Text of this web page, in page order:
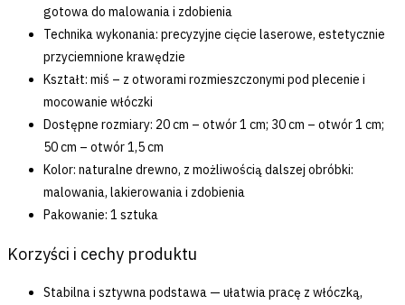
gotowa do malowania i zdobienia
Technika wykonania: precyzyjne cięcie laserowe, estetycznie
przyciemnione krawędzie
Kształt: miś – z otworami rozmieszczonymi pod plecenie i
mocowanie włóczki
Dostępne rozmiary: 20 cm – otwór 1 cm; 30 cm – otwór 1 cm;
50 cm – otwór 1,5 cm
Kolor: naturalne drewno, z możliwością dalszej obróbki:
malowania, lakierowania i zdobienia
Pakowanie: 1 sztuka
Korzyści i cechy produktu
Stabilna i sztywna podstawa — ułatwia pracę z włóczką,